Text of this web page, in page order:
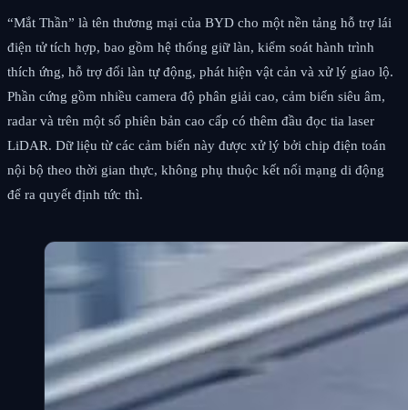
“Mắt Thần” là tên thương mại của BYD cho một nền tảng hỗ trợ lái
điện tử tích hợp, bao gồm hệ thống giữ làn, kiểm soát hành trình
thích ứng, hỗ trợ đổi làn tự động, phát hiện vật cản và xử lý giao lộ.
Phần cứng gồm nhiều camera độ phân giải cao, cảm biến siêu âm,
radar và trên một số phiên bản cao cấp có thêm đầu đọc tia laser
LiDAR. Dữ liệu từ các cảm biến này được xử lý bởi chip điện toán
nội bộ theo thời gian thực, không phụ thuộc kết nối mạng di động
để ra quyết định tức thì.